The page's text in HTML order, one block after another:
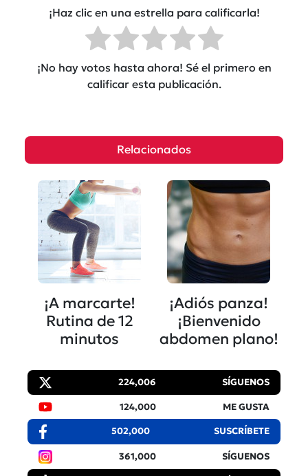
¡Haz clic en una estrella para calificarla!
¡No hay votos hasta ahora! Sé el primero en
calificar esta publicación.
Relacionados
¡A marcarte!
Rutina de 12
minutos
¡Adiós panza!
¡Bienvenido
abdomen plano!
224,006 SÍGUENOS
124,000 ME GUSTA
502,000 SUSCRÍBETE
361,000 SÍGUENOS